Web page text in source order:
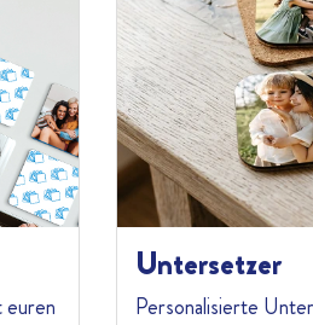
euren
Untersetzer
Personalisierte